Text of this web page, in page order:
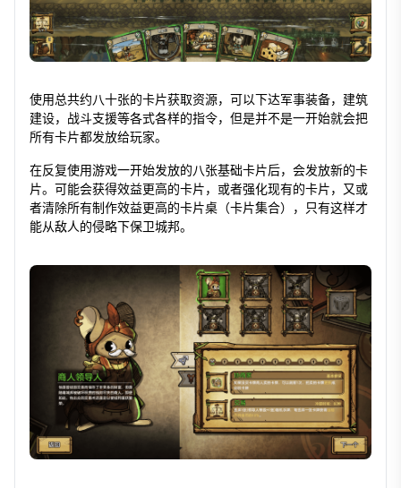
使用总共约八十张的卡片获取资源，可以下达军事装备，建筑
建设，战斗支援等各式各样的指令，但是并不是一开始就会把
所有卡片都发放给玩家。
在反复使用游戏一开始发放的八张基础卡片后，会发放新的卡
片。可能会获得效益更高的卡片，或者强化现有的卡片，又或
者清除所有制作效益更高的卡片桌（卡片集合），只有这样才
能从敌人的侵略下保卫城邦。